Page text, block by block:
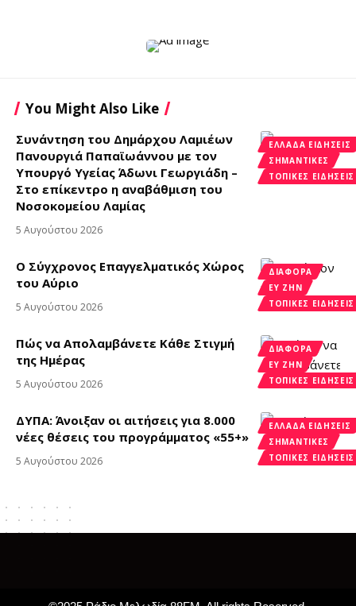
You Might Also Like
ΕΛΛΆΔΑ ΕΙΔΉΣΕΙΣ
ΣΗΜΑΝΤΙΚΈΣ
ΤΟΠΙΚΈΣ ΕΙΔΉΣΕΙΣ
Συνάντηση του Δημάρχου Λαμιέων
Πανουργιά Παπαϊωάννου με τον
Υπουργό Υγείας Άδωνι Γεωργιάδη –
Στο επίκεντρο η αναβάθμιση του
Νοσοκομείου Λαμίας
5 Αυγούστου 2026
ΔΙΑΦΟΡΑ
ΕΥ ΖΗΝ
ΤΟΠΙΚΈΣ ΕΙΔΉΣΕΙΣ
Ο Σύγχρονος Επαγγελματικός Χώρος
του Αύριο
5 Αυγούστου 2026
ΔΙΑΦΟΡΑ
ΕΥ ΖΗΝ
ΤΟΠΙΚΈΣ ΕΙΔΉΣΕΙΣ
Πώς να Απολαμβάνετε Κάθε Στιγμή
της Ημέρας
5 Αυγούστου 2026
ΕΛΛΆΔΑ ΕΙΔΉΣΕΙΣ
ΣΗΜΑΝΤΙΚΈΣ
ΤΟΠΙΚΈΣ ΕΙΔΉΣΕΙΣ
ΔΥΠΑ: Άνοιξαν οι αιτήσεις για 8.000
νέες θέσεις του προγράμματος «55+»
5 Αυγούστου 2026